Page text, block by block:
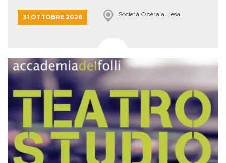
31 OTTOBRE 2026 Società Operaia, Lesa